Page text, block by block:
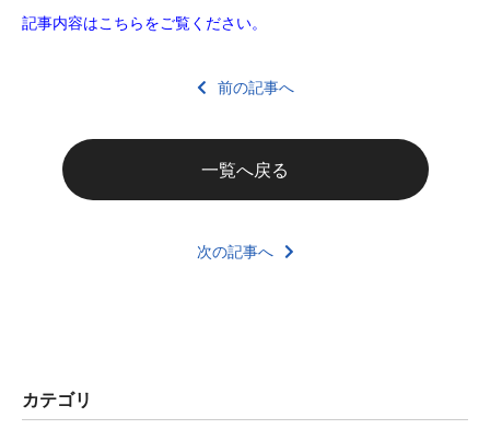
記事内容はこちらをご覧ください。
前の記事へ
一覧へ戻る
次の記事へ
カテゴリ